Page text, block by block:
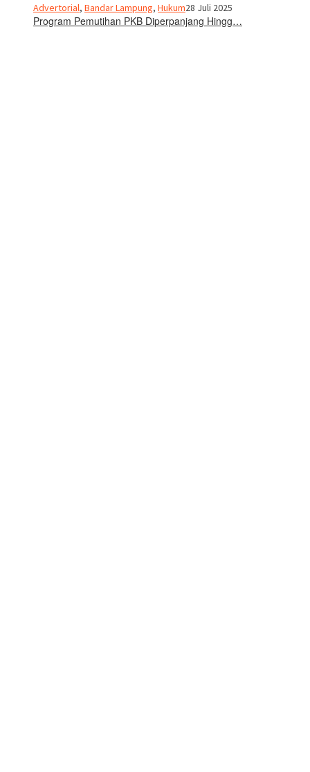
Advertorial, Bandar Lampung, Hukum28 Juli 2025
Program Pemutihan PKB Diperpanjang Hingg…